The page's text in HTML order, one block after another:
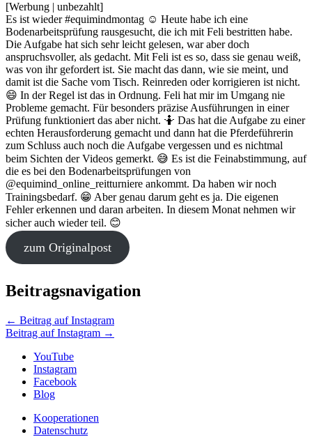
[Werbung | unbezahlt]
Es ist wieder #equimindmontag ☺️ Heute habe ich eine
Bodenarbeitsprüfung rausgesucht, die ich mit Feli bestritten habe.
Die Aufgabe hat sich sehr leicht gelesen, war aber doch
anspruchsvoller, als gedacht. Mit Feli ist es so, dass sie genau weiß,
was von ihr gefordert ist. Sie macht das dann, wie sie meint, und
damit ist die Sache vom Tisch. Reinreden oder korrigieren ist nicht.
😄 In der Regel ist das in Ordnung. Feli hat mir im Umgang nie
Probleme gemacht. Für besonders präzise Ausführungen in einer
Prüfung funktioniert das aber nicht. 🤷 Das hat die Aufgabe zu einer
echten Herausforderung gemacht und dann hat die Pferdeführerin
zum Schluss auch noch die Aufgabe vergessen und es nichtmal
beim Sichten der Videos gemerkt. 😅 Es ist die Feinabstimmung, auf
die es bei den Bodenarbeitsprüfungen von
@equimind_online_reitturniere ankommt. Da haben wir noch
Trainingsbedarf. 😁 Aber genau darum geht es ja. Die eigenen
Fehler erkennen und daran arbeiten. In diesem Monat nehmen wir
sicher auch wieder teil. 😊
zum Originalpost
Beitragsnavigation
← Beitrag auf Instagram
Beitrag auf Instagram →
YouTube
Instagram
Facebook
Blog
Kooperationen
Datenschutz